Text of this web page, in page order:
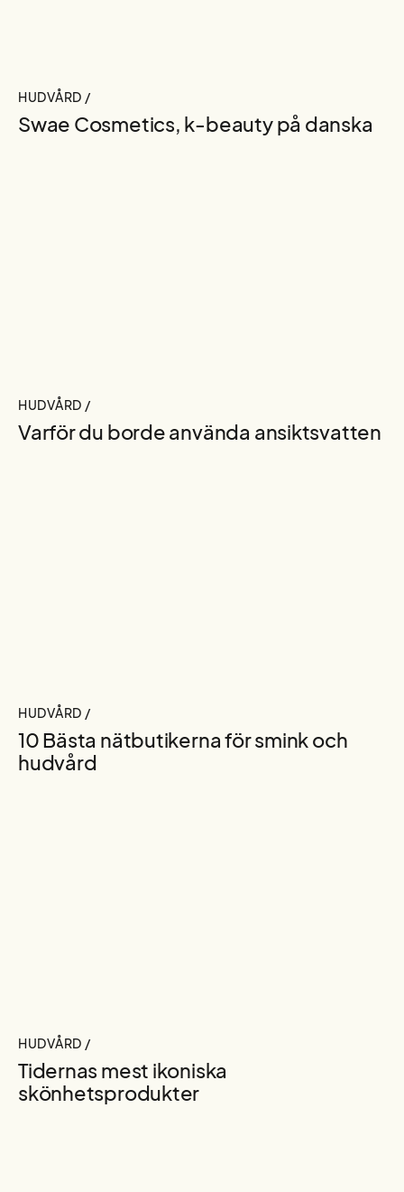
HUDVÅRD /
Swae Cosmetics, k-beauty på danska
HUDVÅRD /
Varför du borde använda ansiktsvatten
HUDVÅRD /
10 Bästa nätbutikerna för smink och
hudvård
HUDVÅRD /
Tidernas mest ikoniska
skönhetsprodukter